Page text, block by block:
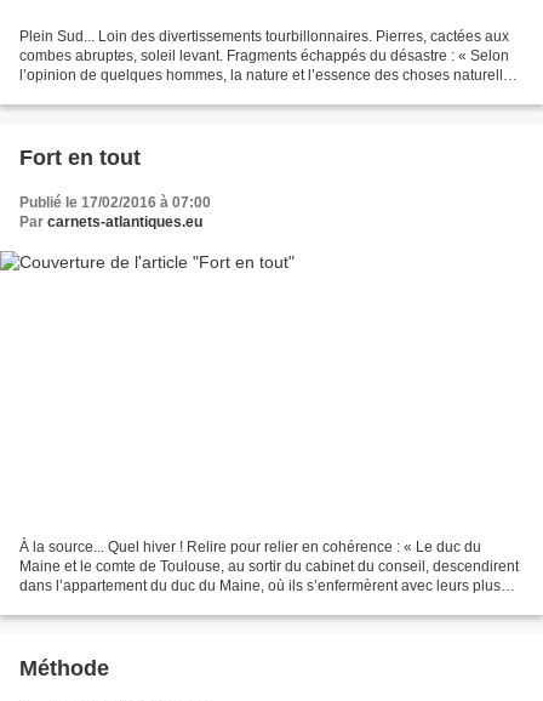
Plein Sud... Loin des divertissements tourbillonnaires. Pierres, cactées aux
combes abruptes, soleil levant. Fragments échappés du désastre : « Selon
l’opinion de quelques hommes, la nature et l’essence des choses naturelles
Fort en tout
Publié le 17/02/2016 à 07:00
Par carnets-atlantiques.eu
À la source... Quel hiver ! Relire pour relier en cohérence : « Le duc du
Maine et le comte de Toulouse, au sortir du cabinet du conseil, descendirent
dans l’appartement du duc du Maine, où ils s’enfermèrent avec leurs plus
Méthode